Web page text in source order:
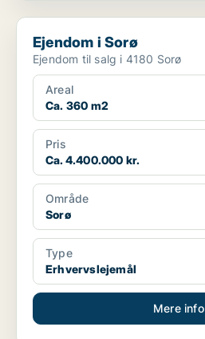
Ejendom i Sorø
Ejendom i Sorø
Ejendom til salg i 4180 Sorø
Areal
Ca. 360 m2
Pris
Ca. 4.400.000 kr.
Område
Sorø
Type
Erhvervslejemål
Mere info